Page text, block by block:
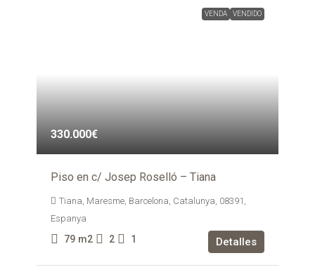
VENDA VENDIDO
330.000€
Piso en c/ Josep Roselló – Tiana
Tiana, Maresme, Barcelona, Catalunya, 08391,
Espanya
79 m2 2 1 Detalles